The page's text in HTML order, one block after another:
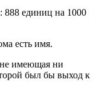
единиц на 1000
есть имя.
имеющая ни
был бы выход к